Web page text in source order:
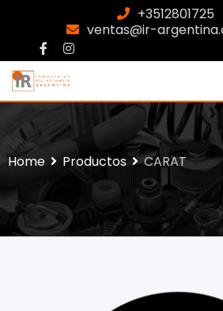
+3512801725
ventas@ir-
Home Productos CARAT